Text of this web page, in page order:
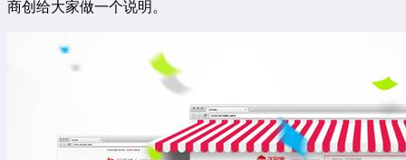
商创给大家做一个说明。